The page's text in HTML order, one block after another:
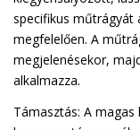
specifikus műtrágyát
megfelelően. A
megjelenésekor,
alkalmazza.
Támasztás: A